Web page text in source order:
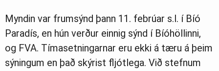
Myndin var frumsýnd þann 11. febrúar s.l. í Bíó
Paradís, en hún verður einnig sýnd í Bíóhöllinni,
og FVA. Tímasetningarnar eru ekki á tæru á þeim
sýningum en það skýrist fljótlega. Við stefnum